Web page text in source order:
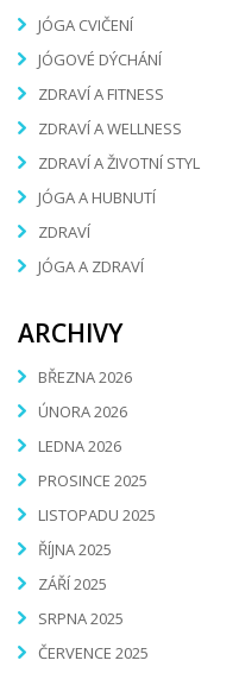
JÓGA CVIČENÍ
JÓGOVÉ DÝCHÁNÍ
ZDRAVÍ A FITNESS
ZDRAVÍ A WELLNESS
ZDRAVÍ A ŽIVOTNÍ STYL
JÓGA A HUBNUTÍ
ZDRAVÍ
JÓGA A ZDRAVÍ
ARCHIVY
BŘEZNA 2026
ÚNORA 2026
LEDNA 2026
PROSINCE 2025
LISTOPADU 2025
ŘÍJNA 2025
ZÁŘÍ 2025
SRPNA 2025
ČERVENCE 2025